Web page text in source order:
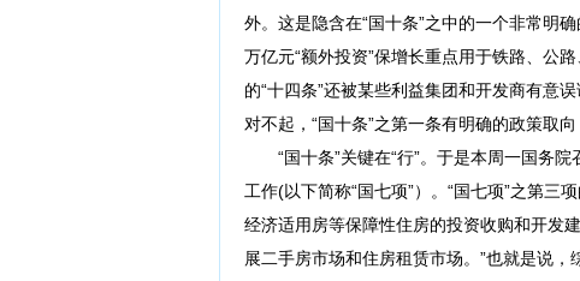
外。这是隐含在“国十条”之中的一个非常明
万亿元“额外投资”保增长重点用于铁路、公
的“十四条”还被某些利益集团和开发商有意
对不起，“国十条”之第一条有明确的政策取
“国十条”关键在“行”。于是本周一国务院
工作(以下简称“国七项”）。“国七项”之第三
经济适用房等保障性住房的投资收购和开发
展二手房市场和住房租赁市场。”也就是说，